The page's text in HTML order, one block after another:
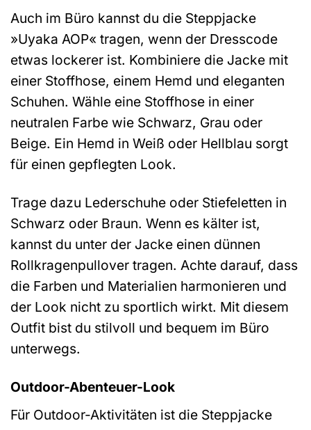
Auch im Büro kannst du die Steppjacke
»Uyaka AOP« tragen, wenn der Dresscode
etwas lockerer ist. Kombiniere die Jacke mit
einer Stoffhose, einem Hemd und eleganten
Schuhen. Wähle eine Stoffhose in einer
neutralen Farbe wie Schwarz, Grau oder
Beige. Ein Hemd in Weiß oder Hellblau sorgt
für einen gepflegten Look.
Trage dazu Lederschuhe oder Stiefeletten in
Schwarz oder Braun. Wenn es kälter ist,
kannst du unter der Jacke einen dünnen
Rollkragenpullover tragen. Achte darauf, dass
die Farben und Materialien harmonieren und
der Look nicht zu sportlich wirkt. Mit diesem
Outfit bist du stilvoll und bequem im Büro
unterwegs.
Outdoor-Abenteuer-Look
Für Outdoor-Aktivitäten ist die Steppjacke